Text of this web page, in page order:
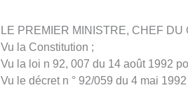
LE PREMIER MINISTRE, CHEF DU
Vu la Constitution ;
Vu la loi n 92, 007 du 14 août 1992
Vu le décret n ° 92/059 du 4 mai